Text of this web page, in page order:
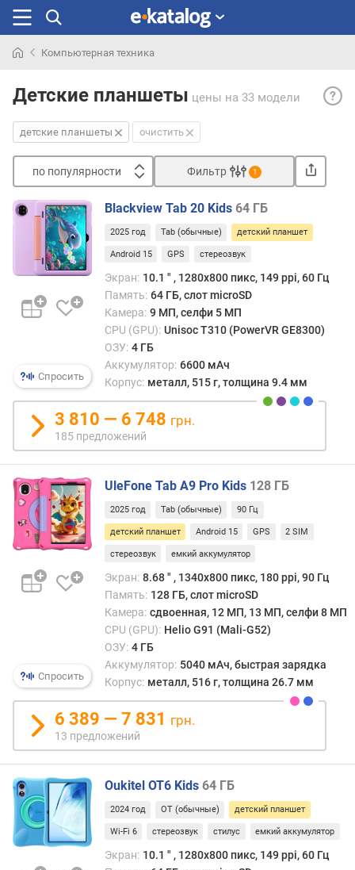
раньше
Компьютерная техника
Детские планшеты цены на 33 модели
на
них
чему
того,
и
на
детские планшеты очистить
по популярности
п
о
у
л
о
с
т
и
о
т
д
е
ш
е
в
ы
о
г
и
м
о
т
д
о
р
о
г
Фильтр 1
Спросить
Blackview Tab 20 Kids 64 ГБ
2025 год Tab (обычные) детский планшет
Android 15 GPS стереозвук
Экран: 10.1 ″ , 1280x800 пикс, 149 ppi, 60 Гц
Память: 64 ГБ, слот microSD
Камера: 9 МП, селфи 5 МП
CPU (GPU): Unisoc T310 (PowerVR GE8300)
ОЗУ: 4 ГБ
Аккумулятор: 6600 мАч
Корпус: металл, 515 г, толщина 9.4 мм
3 810 — 6 748 грн.
185 предложений
Спросить
UleFone Tab A9 Pro Kids 128 ГБ
2025 год Tab (обычные) 90 Гц
детский планшет Android 15 GPS 2 SIM
стереозвук емкий аккумулятор
Экран: 8.68 ″ , 1340х800 пикс, 180 ppi, 90 Гц
Память: 128 ГБ, слот microSD
Камера: сдвоенная, 12 МП, 13 МП, селфи 8 МП
CPU (GPU): Helio G91 (Mali-G52)
ОЗУ: 4 ГБ
Аккумулятор: 5040 мАч, быстрая зарядка
Корпус: металл, 516 г, толщина 26.7 мм
6 389 — 7 831 грн.
13 предложений
Oukitel OT6 Kids 64 ГБ
2024 год OT (обычные) детский планшет
Wi-Fi 6 стереозвук стилус емкий аккумулятор
Экран: 10.1 ″ , 1280x800 пикс, 149 ppi, 60 Гц